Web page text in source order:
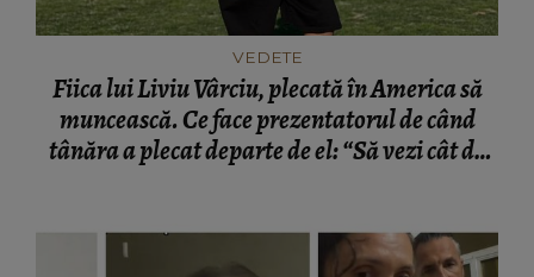
VEDETE
Fiica lui Liviu Vârciu, plecată în America să
muncească. Ce face prezentatorul de când
tânăra a plecat departe de el: “Să vezi cât de